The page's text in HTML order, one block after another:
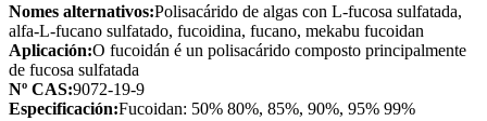
Nomes alternativos:Polisacárido de algas con L-fucosa sulfatada,
alfa-L-fucano sulfatado, fucoidina, fucano, mekabu fucoidan
Aplicación:O fucoidán é un polisacárido composto principalmente
de fucosa sulfatada
Nº CAS:9072-19-9
Especificación:Fucoidan: 50% 80%, 85%, 90%, 95% 99%